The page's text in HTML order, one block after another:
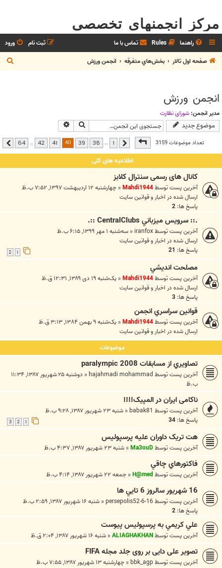
مرکز انجمنهای تخصصی
راهنما Rules تماس با ما ورود
ثبت نام
صفحه اول تالار
بخش‌‌هاي متفرقه انجمن ورزش
ج
س
انجمن ورزش
مدیر انجمن: شوراي نظارت
موضوع جدید جستجو
تعداد موضوعات 3159صفحه40 از64 قبلی …
38
39
40
41
42
…
64 بعدی
اطلاعیه های کلی
کانال های رسمی سنترال کلابز
آخرین پست توسطMahdi1944
« چهارشنبه ۱۲ اردیبهشت ۱۳۹۷, ۷:۵۲ ب.ظ
ارسال شده در اخبار و قوانين سايت
پاسخ ها: 2
.:: سرويس ميزباني CentralClubs ::.
آخرین پست توسطiranfox
« سه‌شنبه ۱ مهر ۱۳۹۹, ۶:۱۵ ب.ظ
ارسال شده در اخبار و قوانين سايت
پاسخ ها: 21
مصلحت انديشي
آخرین پست توسطMahdi1944
« یک‌شنبه ۱۹ دی ۱۳۸۹, ۱۲:۳۱ ق.ظ
ارسال شده در اخبار و قوانين سايت
پاسخ ها: 3
قوانين سراسري انجمن
آخرین پست توسطMahdi1944
« یک‌شنبه ۹ بهمن ۱۳۸۴, ۳:۱۳ ق.ظ
ارسال شده در اخبار و قوانين سايت
موضوعات
تصاويري از مسابقات paralympic 2008
آخرین پست توسطhajahmadi mohammad
«
دوشنبه ۲۵ شهریور ۱۳۸۷, ۱۱:۳۴
ب.ظ
ناکامی ایران در المپیک!!!!
آخرین پست توسطbabak81
« شنبه ۲۳ شهریور ۱۳۸۷, ۹:۲۸ ب.ظ
پاسخ ها: 34
3
هت تریک داوران علیه پرسپولیس
آخرین پست توسطMa3ouD
« شنبه ۲۳ شهریور ۱۳۸۷, ۴:۳۷ ب.ظ
فاكتورهاي چاقي
آخرین پست توسطH@med
« جمعه ۲۲ شهریور ۱۳۸۷, ۴:۱۴ ب.ظ
16 شهريور سالروز 6 تايي ها
آخرین پست توسطpersepolis52-6-16
« شنبه ۱۶ شهریور ۱۳۸۷, ۲:۵۹ ب.ظ
پاسخ ها: 2
علي کريمي به پرسپوليس پيوست
آخرین پست توسطALIAGHAKHAN
« شنبه ۱۶ شهریور ۱۳۸۷, ۲:۰۴ ق.ظ
تصویر علی دایی بر روی جلد مجله FIFA
آخرین پست توسطbbk_agp
« چهارشنبه ۱۳ شهریور ۱۳۸۷, ۷:۵۵ ب.ظ